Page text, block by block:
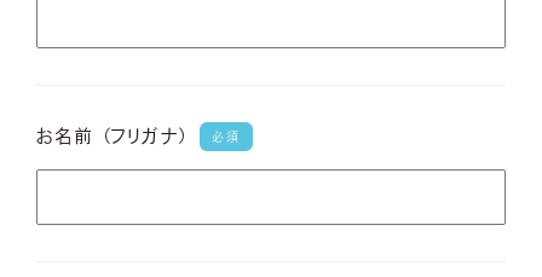
お名前 （フリガナ） 必須